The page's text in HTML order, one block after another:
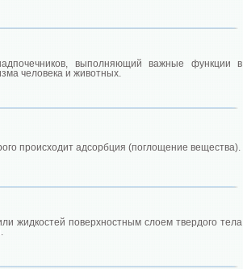
выполняющий важные функции в
человека и животных.
происходит адсорбция (поглощение вещества).
жидкостей поверхностным слоем твердого тела